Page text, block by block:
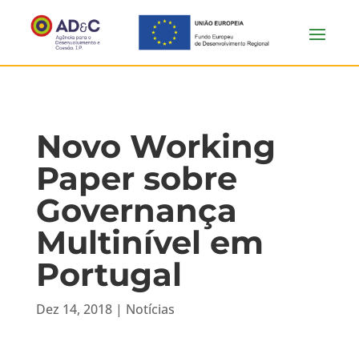
Novo Working
Paper sobre
Governança
Multinível em
Portugal
Dez 14, 2018| Notícias